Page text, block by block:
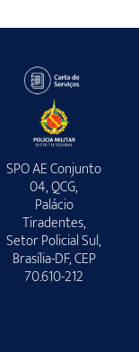
SPO AE Conjunto
04, QCG,
Palácio
Tiradentes,
Setor Policial Sul,
Brasília-DF, CEP
70.610-212